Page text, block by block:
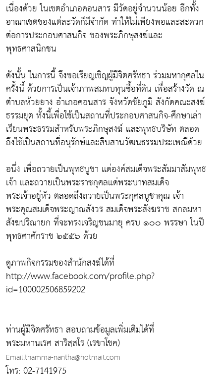
เนื่องด้วย ในเขตอำเภอคอนสาร มีวัดอยู่จำนวนน้อย อีกทั้ง
อาณาเขตของแต่ละวัดก็มีจำกัด ทำให้ไม่เพียงพอและสะดวก
ต่อการประกอบศาสนกิจ ของพระภิกษุสงฆ์และ
พุทธศาสนิกชน
ดังนั้น ในการนี้ จึงขอเรียญเชิญผู้มีจิตศรัทธา ร่วมมหากุศลใน
ครั้งนี้ ด้วยการเป็นเจ้าภาพสมทบทุนซื้อที่ดิน เพื่อสร้างวัด ณ
ตำบลห้วยยาง อำเภอคอนสาร จังหวัดชัยภูมิ สังกัดคณะสงฆ์
ธรรมยุต ทั้งนี้เพื่อใช้เป็นสถานที่ประกอบศาสนกิจ-ศึกษาเล่า
เรียนพระธรรมสำหรับพระภิกษุสงฆ์ และพุทธบริษัท ตลอด
ถึงใช้เป็นสถานที่อนุรักษ์และสืบสานวัฒนธรรมประเพณีด้วย
อนึ่ง เพื่อถวายเป็นพุทธบูชา เเด่องค์สมเด็จพระสัมมาสัมพุทธ
เจ้า และถวายเป็นพระราชกุศลแด่พระบาทสมเด็จ
พระเจ้าอยู่หัว ตลอดถึงถวายเป็นพระกุศลบูชาคุณ เจ้า
พระคุณสมเด็จพระญาณสังวร สมเด็จพระสังฆราช สกลมหา
สังฆปริณายก ที่จะทรงเจริญชนมายุ ครบ ๑๐๐ พรรษา ในปี
พุทธศาศักราช ๒๕๕๖ ด้วย
ดูภาพกิจกรรมของสำนักสงฆ์ได้ที่
http://www.facebook.com/profile.php?
id=100002506859202
ท่านผู้มีจิตศรัทธา สอบถามข้อมูลเพิ่มเติมได้ที่
พระมหานเรศ สาริสฺสโร (เรขาโชค)
Email:thamma-nantha@hotmail.com
โทร: 02-7141975